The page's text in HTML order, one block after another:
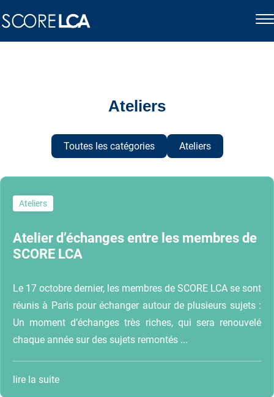
Ateliers
Toutes les catégories Ateliers
Ateliers
Atelier d’échanges entre les membres de
SCORE LCA
Le 17 octobre dernier, les membres de SCORE LCA se sont
réunis à Paris pour échanger autour de plusieurs sujets :
Un moment d’échanges très riches, qui sera renouvelé
chaque année sur des sujets remontés ...
lire la suite